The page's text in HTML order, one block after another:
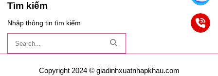
Tìm kiếm
Nhập thông tin tìm kiếm
Copyright 2024 © giadinhxuatnhapkhau.com